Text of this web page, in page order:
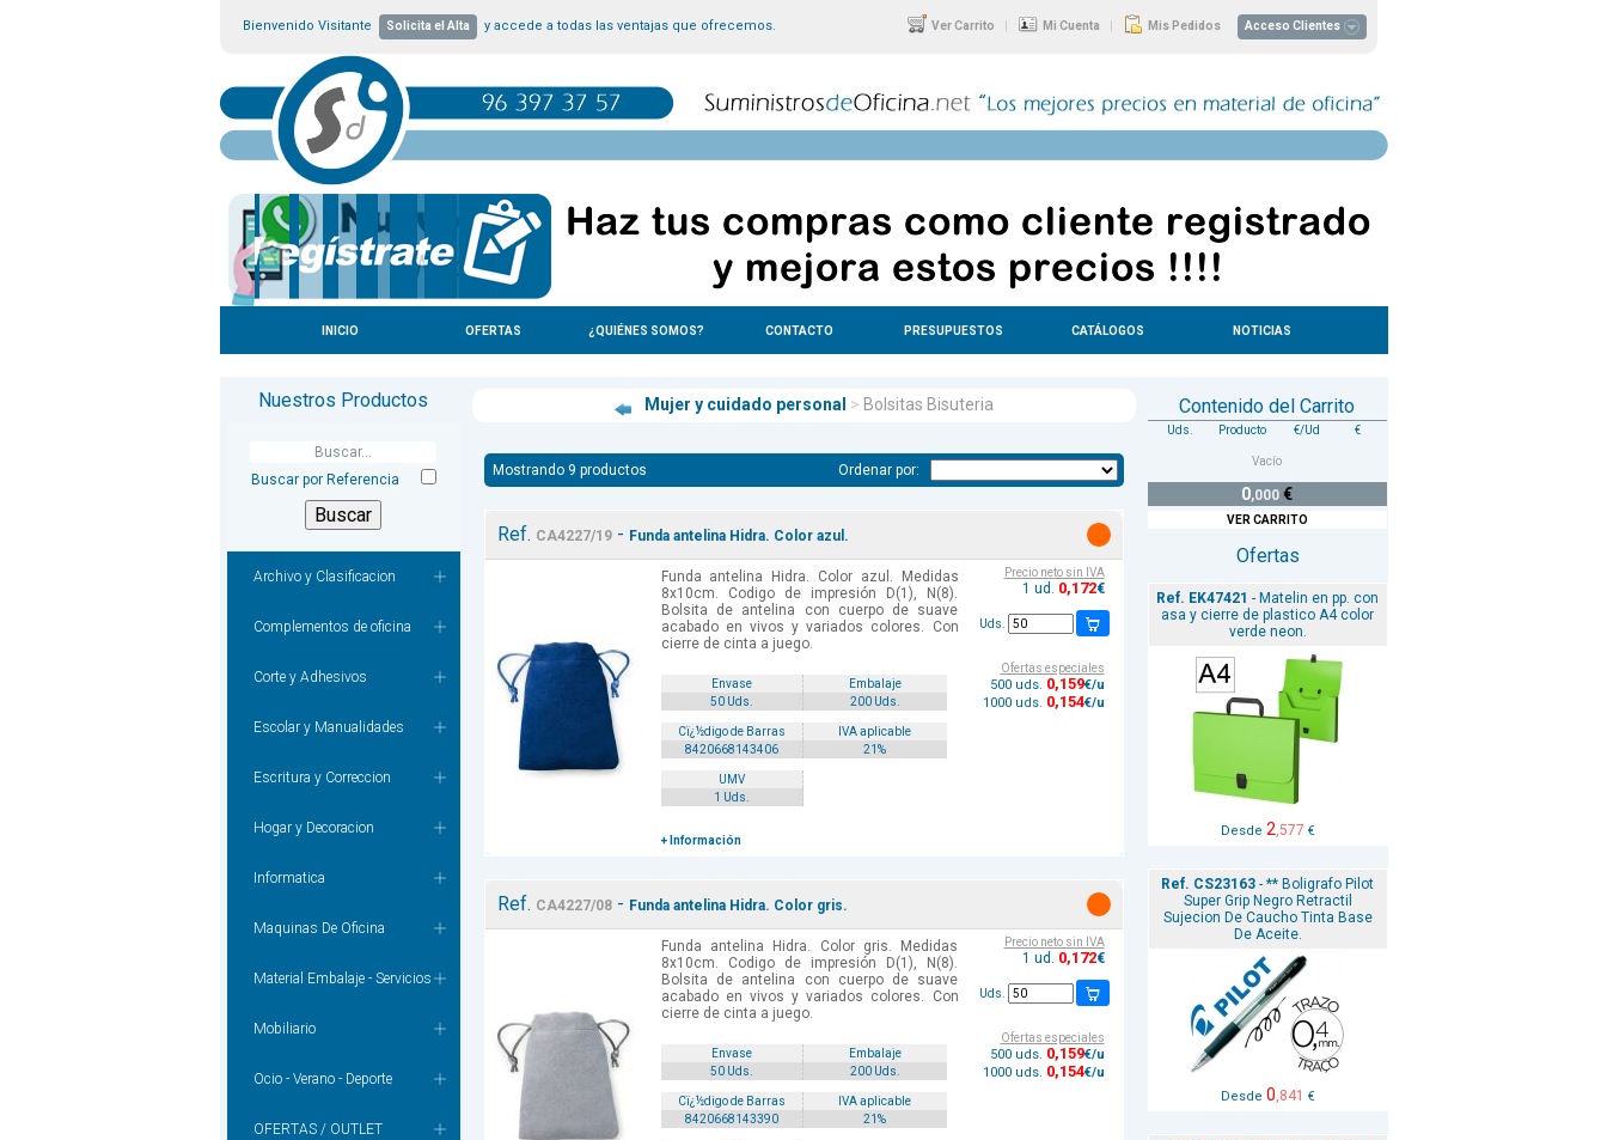
Bienvenido Visitante Solicita el Alta y accede a todas las ventajas que ofrecemos. Ver Carrito | Mi Cuenta | Mis Pedidos Acceso Clientes
INICIO OFERTAS ¿QUIÉNES SOMOS? CONTACTO PRESUPUESTOS CATÁLOGOS NOTICIAS
Nuestros Productos
Buscar por Referencia
Archivo y Clasificacion
Complementos de oficina
Corte y Adhesivos
Escolar y Manualidades
Escritura y Correccion
Hogar y Decoracion
Informatica
Maquinas De Oficina
Material Embalaje - Servicios
Mobiliario
Ocio - Verano - Deporte
OFERTAS / OUTLET
Mujer y cuidado personal > Bolsitas Bisuteria
Mostrando 9 productos Ordenar por:
Ref. CA4227/19- Funda antelina Hidra. Color azul.
Funda antelina Hidra. Color azul. Medidas
8x10cm. Codigo de impresión D(1), N(8).
Bolsita de antelina con cuerpo de suave
acabado en vivos y variados colores. Con
cierre de cinta a juego.
Envase
Embalaje
50 Uds.
200 Uds.
Cï¿½digo de Barras
IVA aplicable
8420668143406
21%
UMV
1 Uds.
+ Información
Precio neto sin IVA
1 ud. 0,172€
Uds.
Ofertas especiales
500 uds. 0,159€/u
1000 uds. 0,154€/u
Ref. CA4227/08- Funda antelina Hidra. Color gris.
Funda antelina Hidra. Color gris. Medidas
8x10cm. Codigo de impresión D(1), N(8).
Bolsita de antelina con cuerpo de suave
acabado en vivos y variados colores. Con
cierre de cinta a juego.
Envase
Embalaje
50 Uds.
200 Uds.
Cï¿½digo de Barras
IVA aplicable
8420668143390
21%
Precio neto sin IVA
1 ud. 0,172€
Uds.
Ofertas especiales
500 uds. 0,159€/u
1000 uds. 0,154€/u
Contenido del Carrito
Uds. Producto €/Ud €
Vacío
0,000 €
VER CARRITO
Ofertas
Ref. EK47421 - Matelin en pp. con
asa y cierre de plastico A4 color
verde neon.
Desde 2,577 €
Ref. CS23163 - ** Boligrafo Pilot
Super Grip Negro Retractil
Sujecion De Caucho Tinta Base
De Aceite.
Desde 0,841 €